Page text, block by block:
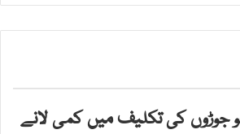
جوڑوں کی تکلیف میں کمی لانے